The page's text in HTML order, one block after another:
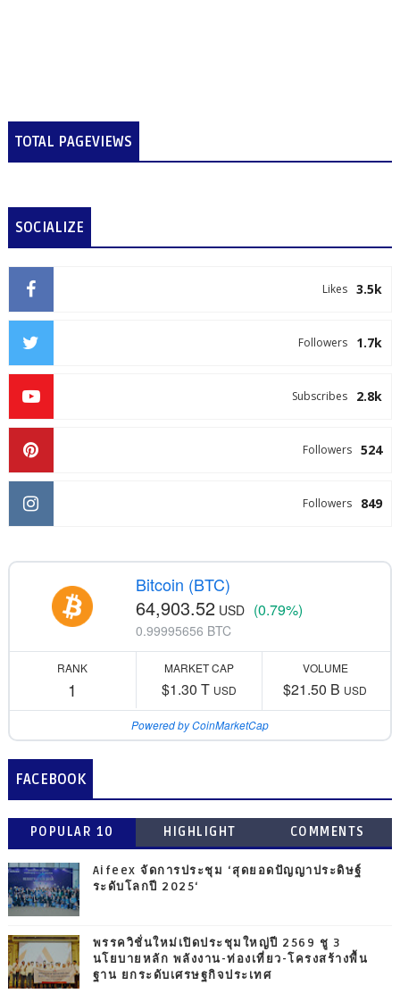
TOTAL PAGEVIEWS
SOCIALIZE
3.5k
Likes
1.7k
Followers
2.8k
Subscribes
524
Followers
849
Followers
Bitcoin (BTC)
64,903.52 USD (0.79%)
0.99995656 BTC
RANK
1
MARKET CAP
$1.30 T USD
VOLUME
$21.50 B USD
Powered by CoinMarketCap
FACEBOOK
POPULAR 10 HIGHLIGHT COMMENTS
Aifeex จัดการประชุม ‘สุดยอดปัญญาประดิษฐ์
ระดับโลกปี 2025‘
พรรควิชั่นใหม่เปิดประชุมใหญ่ปี 2569 ชู 3
นโยบายหลัก พลังงาน-ท่องเที่ยว-โครงสร้างพื้น
ฐาน ยกระดับเศรษฐกิจประเทศ